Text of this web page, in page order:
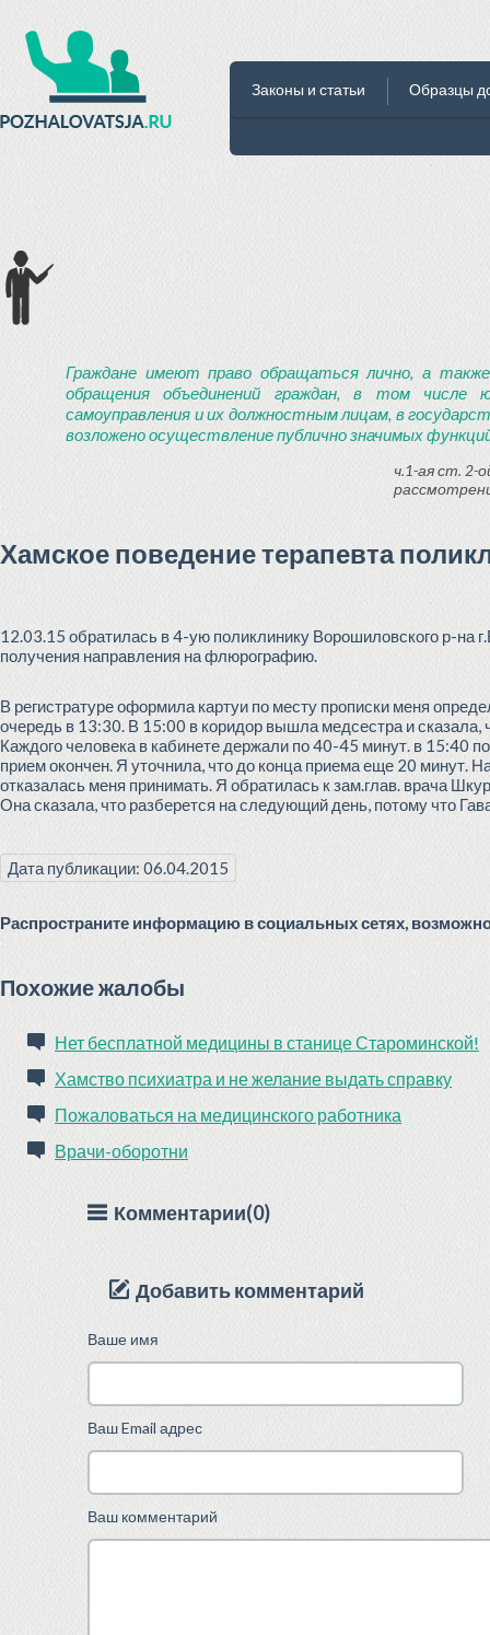
Законы и статьи Образцы
Граждане имеют право обращаться лично, а
обращения объединений граждан, в том числе
самоуправления и их должностным лицам, в
возложено осуществление публично значимых
ч.1-ая ст. 2-
Хамское поведение терапевта
12.03.15 обратилась в 4-ую поликлинику Ворошиловского р-на
получения направления на флюрографию.
В регистратуре оформила картуи по месту прописки меня
очередь в 13:30. В 15:00 в коридор вышла медсестра и сказала,
Каждого человека в кабинете держали по 40-45 минут. в 15:40
прием окончен. Я уточнила, что до конца приема еще 20 минут.
отказалась меня принимать. Я обратилась к зам.глав. врача
Она сказала, что разберется на следующий день, потому что
Дата публикации: 06.04.2015
Распространите информацию в социальных сетях,
Похожие жалобы
Нет бесплатной медицины в станице Староминской!
Хамство психиатра и не желание выдать справку
Пожаловаться на медицинского работника
Врачи-оборотни
Комментарии(0)
Добавить комментарий
Ваше имя
Ваш Email адрес
Ваш комментарий